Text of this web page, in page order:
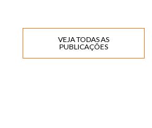
VEJA TODAS AS
PUBLICAÇÕES